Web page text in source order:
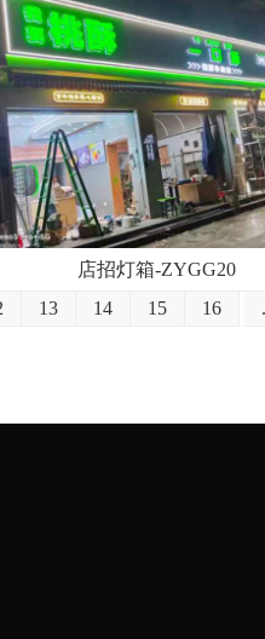
店招灯箱-ZYGG20
13 14 15 16